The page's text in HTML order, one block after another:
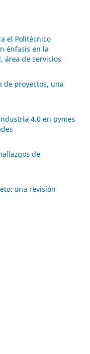
el Politécnico
énfasis en la
área de servicios
de proyectos, una
4.0 en pymes
de
una revisión